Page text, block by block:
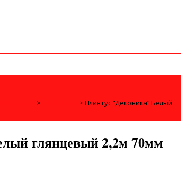
> > Плинтус “Деконика” Белый
глянцевый 2,2м 70мм